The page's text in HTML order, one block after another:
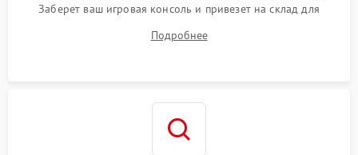
Заберет ваш игровая консоль и привезет на склад для
Подробнее